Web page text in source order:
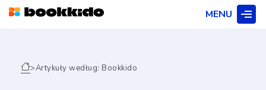
MENU
>Artykuły według: Bookkido